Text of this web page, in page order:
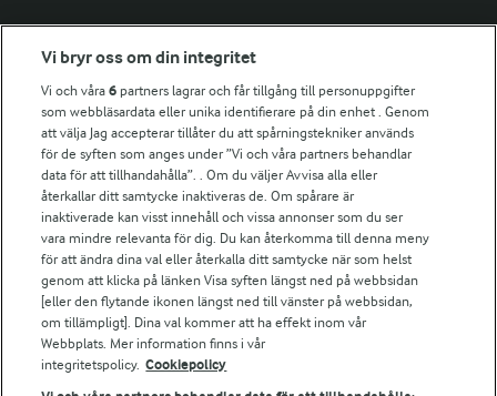
Fler Arlasajter
För ägare
Arlas kundportal
Arla.com
Falbygdens Ost
Arla webbshop
Bildbank
Följ oss
Vi bryr oss om din integritet
Vi och våra6 partners lagrar och får tillgång till personuppgifter
som webbläsardata eller unika identifierare på din enhet . Genom
att välja Jag accepterar tillåter du att spårningstekniker används
för de syften som anges under ”Vi och våra partners behandlar
data för att tillhandahålla”. . Om du väljer Avvisa alla eller
återkallar ditt samtycke inaktiveras de. Om spårare är
inaktiverade kan visst innehåll och vissa annonser som du ser
vara mindre relevanta för dig. Du kan återkomma till denna meny
för att ändra dina val eller återkalla ditt samtycke när som helst
genom att klicka på länken Visa syften längst ned på webbsidan
[eller den flytande ikonen längst ned till vänster på webbsidan,
om tillämpligt]. Dina val kommer att ha effekt inom vår
Webbplats. Mer information finns i vår
integritetspolicy. Cookiepolicy